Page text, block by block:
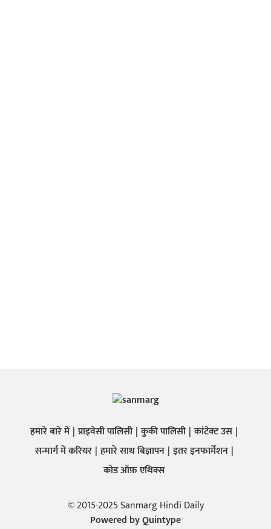
हमारे बारे में प्राइवेसी पालिसी कुकी पालिसी कांटेक्ट उस
सन्मार्ग में करियर हमारे साथ बिज्ञापन इतर इनफार्मेशन
कोड ऑफ़ एथिक्स
© 2015-2025 Sanmarg Hindi Daily
Powered byQuintype